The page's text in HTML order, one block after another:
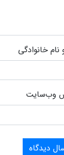
نام خانوادگی
وب‌سایت
دیدگاه